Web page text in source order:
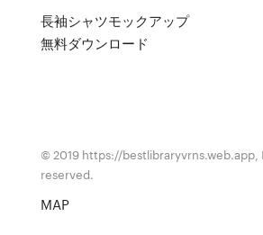
長袖シャツモックアップ
無料ダウンロード
© 2019 https://bestlibraryvrns.web.app,
reserved.
MAP